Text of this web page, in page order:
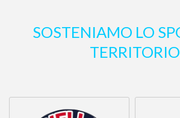
SOSTENIAMO LO
TERRITORIO